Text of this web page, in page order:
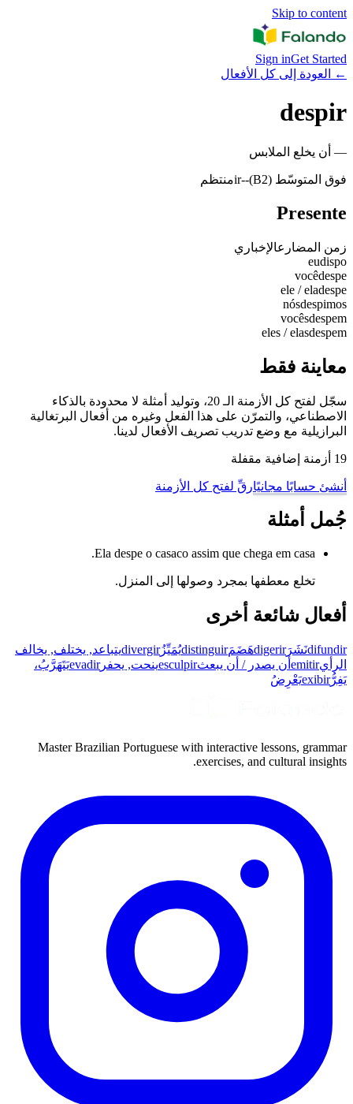
Skip to content
Sign inGet Started
←
العودة إلى كل الأفعال
despir
— أن يخلع الملابس
فوق المتوسّط (B2) -
-ir منتظم
Presente
زمن المضارعالإخباري
eudispo
vocêdespe
ele / eladespe
nósdespimos
vocêsdespem
eles / elasdespem
معاينة فقط
سجّل لفتح كل الأزمنة الـ 20، وتوليد أمثلة لا محدودة بالذكاء
الاصطناعي، والتمرّن على هذا الفعل وغيره من أفعال البرتغالية
البرازيلية مع وضع تدريب تصريف الأفعال لدينا.
19 أزمنة إضافية مقفلة
أنشئ حسابًا مجانيًارقِّ لفتح كل الأزمنة
جُمل أمثلة
Ela despe o casaco assim que chega em casa.
تخلع معطفها بمجرد وصولها إلى المنزل.
أفعال شائعة أخرى
difundirنَشَرَdigerirهَضَمَdistinguirيُمَيِّزُdivergirيتباعد, يختلف, يخالف
الرأيemitir أن يصدر / أن يبعثesculpirينحت, يحفرevadirيَتَهَرَّبُ،
يَفِرُّexibirيَعْرِضُ
Master Brazilian Portuguese with interactive lessons, grammar
exercises, and cultural insights.